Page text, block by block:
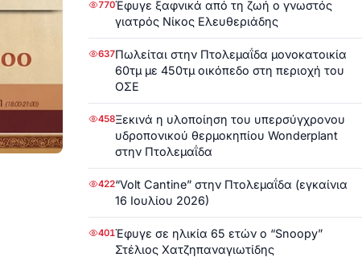
770Έφυγε ξαφνικά από τη ζωή ο γνωστός
γιατρός Νίκος Ελευθεριάδης
637Πωλείται στην Πτολεμαΐδα μονοκατοικία
60τμ με 450τμ οικόπεδο στη περιοχή του
ΟΣΕ
458Ξεκινά η υλοποίηση του υπερσύγχρονου
υδροπονικού θερμοκηπίου Wonderplant
στην Πτολεμαΐδα
422“Volt Cantine” στην Πτολεμαΐδα (εγκαίνια
16 Ιουλίου 2026)
401Έφυγε σε ηλικία 65 ετών ο “Snoopy”
Στέλιος Χατζηπαναγιωτίδης